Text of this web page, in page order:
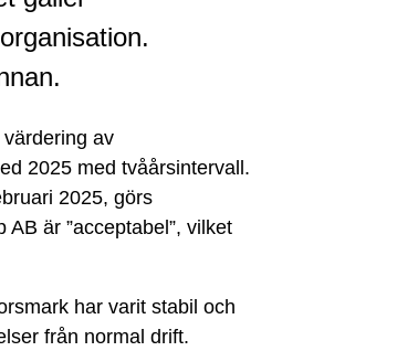
av
2025 med tvåårsintervall.
2025, görs
är ”acceptabel”, vilket
har varit stabil och
från normal drift.